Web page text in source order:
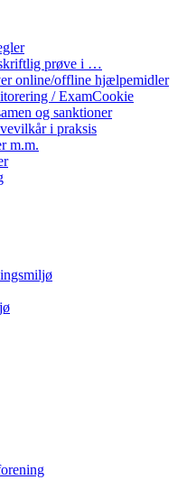
prøve i …
online/offline hjælpemidler
/ ExamCookie
og sanktioner
i praksis
m.m.